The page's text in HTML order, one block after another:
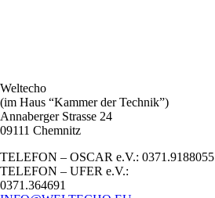
Weltecho
(im Haus “Kammer der Technik”)
Annaberger Strasse 24
09111 Chemnitz
TELEFON – OSCAR e.V.: 0371.9188055
TELEFON – UFER e.V.:
0371.364691